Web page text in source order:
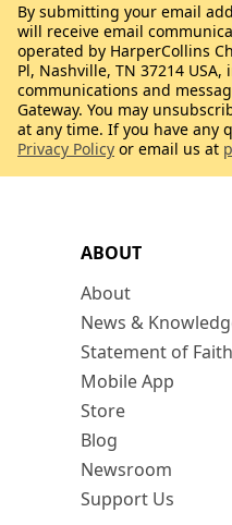
ABOUT
About
News &
Statement of Faith
Mobile App
Store
Blog
Newsroom
Support Us
By submitting your email
will receive email
operated by HarperCollins
Pl, Nashville, TN 37214
communications and
Gateway. You may
at any time. If you have any
Privacy Policy or email us at